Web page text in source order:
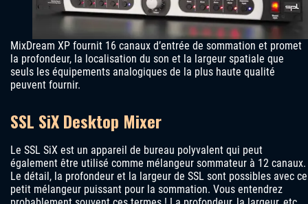
MixDream XP fournit 16 canaux d’entrée de sommation et promet
la profondeur, la localisation du son et la largeur spatiale que
seuls les équipements analogiques de la plus haute qualité
peuvent fournir.
SSL SiX Desktop Mixer
Le SSL SiX est un appareil de bureau polyvalent qui peut
également être utilisé comme mélangeur sommateur à 12 canaux.
Le détail, la profondeur et la largeur de SSL sont possibles avec ce
petit mélangeur puissant pour la sommation. Vous entendrez